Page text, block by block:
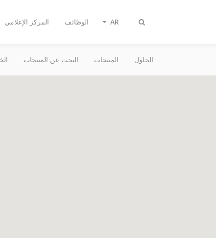
تبديل
المركز الإعلامي الوظائف AR
الحلول المنتجات البحث عن المنتجات